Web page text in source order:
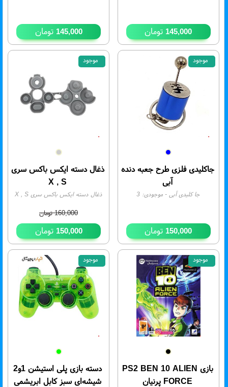
145,000 تومان 145,000 تومان
جاکلیدی فلزی طرح جعبه دنده
آبی
جا کلیدی آبی- موجودی: 3
150,000 تومان
موجود
ذغال دسته ایکس باکس سری
X , S
ذغال دسته ایکس باکس سری X , S
160,000تومان
150,000 تومان
موجود
4%
بازی PS2 BEN 10 ALIEN
FORCE پرنیان
موجود
دسته بازی پلی استیشن 1و2
شیشه‌ای سبز کابل ابریشمی
موجود